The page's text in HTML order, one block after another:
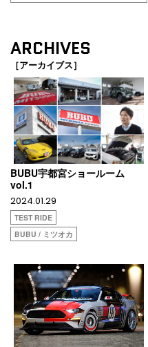
ARCHIVES
［アーカイブス］
BUBU宇都宮ショールーム
vol.1
2024.01.29
TEST RIDE
BUBU / ミツオカ